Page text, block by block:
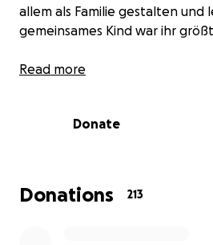
allem als Familie gestalten und
gemeinsames Kind war ihr
Ungefähr zur Zeit als Manus
Gewissheit: sie erwartet das
Teil von Manu zu Leben heran.
unendlich dankbar, dass es
Read more
Donate
Donations 213